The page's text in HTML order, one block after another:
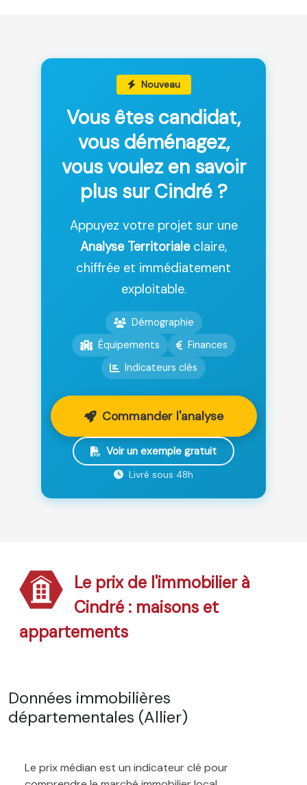
Nouveau
Vous êtes candidat,
vous déménagez,
vous voulez en savoir
plus sur Cindré ?
Appuyez votre projet sur une
Analyse Territorialeclaire,
chiffrée et immédiatement
exploitable.
Démographie
Équipements
Finances
Indicateurs clés
Commander l'analyse
Voir un exemple gratuit
Livré sous 48h
Le prix de l'immobilier à
Cindré : maisons et
appartements
Données immobilières
départementales (Allier)
Le prix médian est un indicateur clé pour